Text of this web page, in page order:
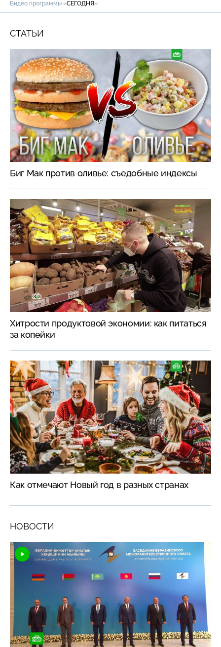
Видео программы «СЕГОДНЯ»
СТАТЬИ
Биг Мак против оливье: съедобные индексы
Хитрости продуктовой экономии: как питаться
за копейки
Как отмечают Новый год в разных странах
НОВОСТИ